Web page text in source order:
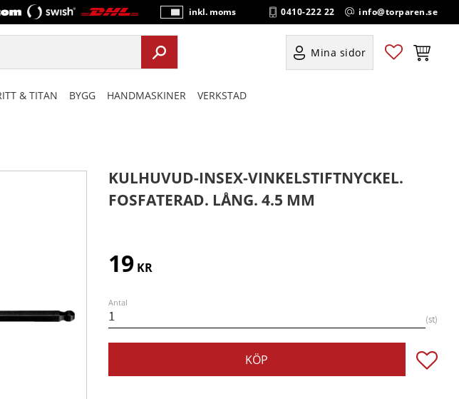
P
ri
s
e
vi
inkl. moms 0410-222 22 info@torparen.se
Mina sidor Favoriter
& TITAN BYGG HANDMASKINER VERKSTAD
KULHUVUD-INSEX-VINKELSTIFTNYCKEL.
FOSFATERAD. LÅNG. 4.5 MM
19KR
Antal
st
KÖP Lägg